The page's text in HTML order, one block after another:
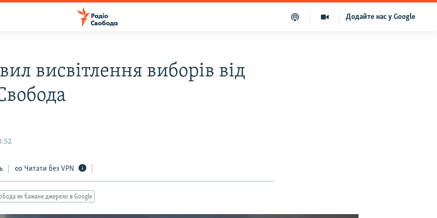
Додайте нас у Google
висвітлення виборів від
Читати без VPN
як бажане джерело в Google